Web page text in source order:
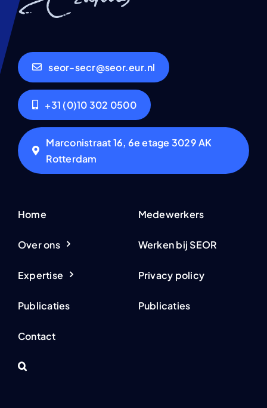
seor-secr@seor.eur.nl
+31 (0)10 302 0500
Marconistraat 16, 6e etage 3029 AK
Rotterdam
Home
Over ons
Expertise
Publicaties
Contact
Medewerkers
Werken bij SEOR
Privacy policy
Publicaties